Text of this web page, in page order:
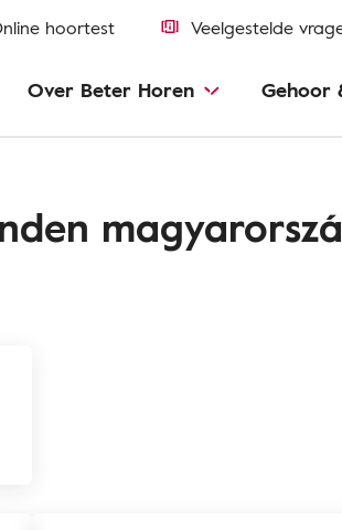
hoortest Veelgestelde
Over Beter Horen Gehoor